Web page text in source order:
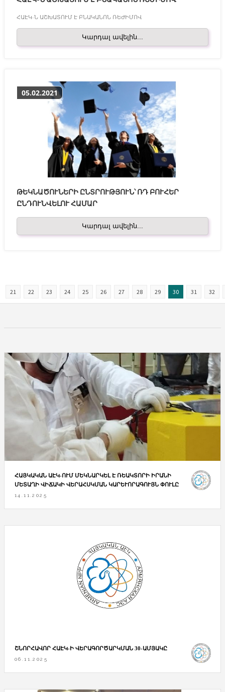
ՀԱԷԿ-Ն ԱՇԽԱՏՈՒՄ Է ԲՆԱԿԱՆՈՆ ՌԵԺԻՄՈՎ
Կարդալ ավելին...
05.02.2021
ԹԵԿՆԱԾՈՒՆԵՐԻ ԸՆՏՐՈՒԹՅՈՒՆ՝ ՌԴ ԲՈՒՀԵՐ
ԸՆԴՈՒՆՎԵԼՈՒ ՀԱՄԱՐ
Կարդալ ավելին...
21 22 23 24 25 26 27 28 29 30 31 32
ՀԱՅԿԱԿԱՆ ԱԷԿ-ՈՒՄ ՄԵԿՆԱՐԿԵԼ Է ՌԵԱԿՏՈՐԻ ԻՐԱՆԻ
ՄԵՏԱՂԻ ՎԻՃԱԿԻ ՎԵՐԱՀՍԿՄԱՆ ԿԱՐԵՒՈՐԱԳՈՒՅՆ ՓՈՒԼԸ
14.11.2025
ՇՆՈՐՀԱՎՈՐ ՀԱԷԿ-Ի ՎԵՐԱԳՈՐԾԱՐԿՄԱՆ 30-ԱՄՅԱԿԸ
06.11.2025